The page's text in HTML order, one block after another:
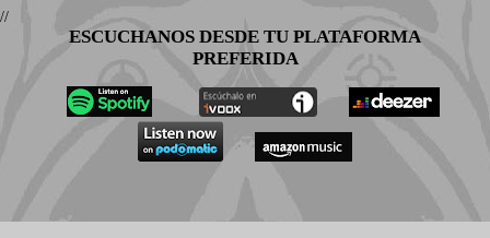
//
ESCUCHANOS DESDE TU PLATAFORMA
PREFERIDA